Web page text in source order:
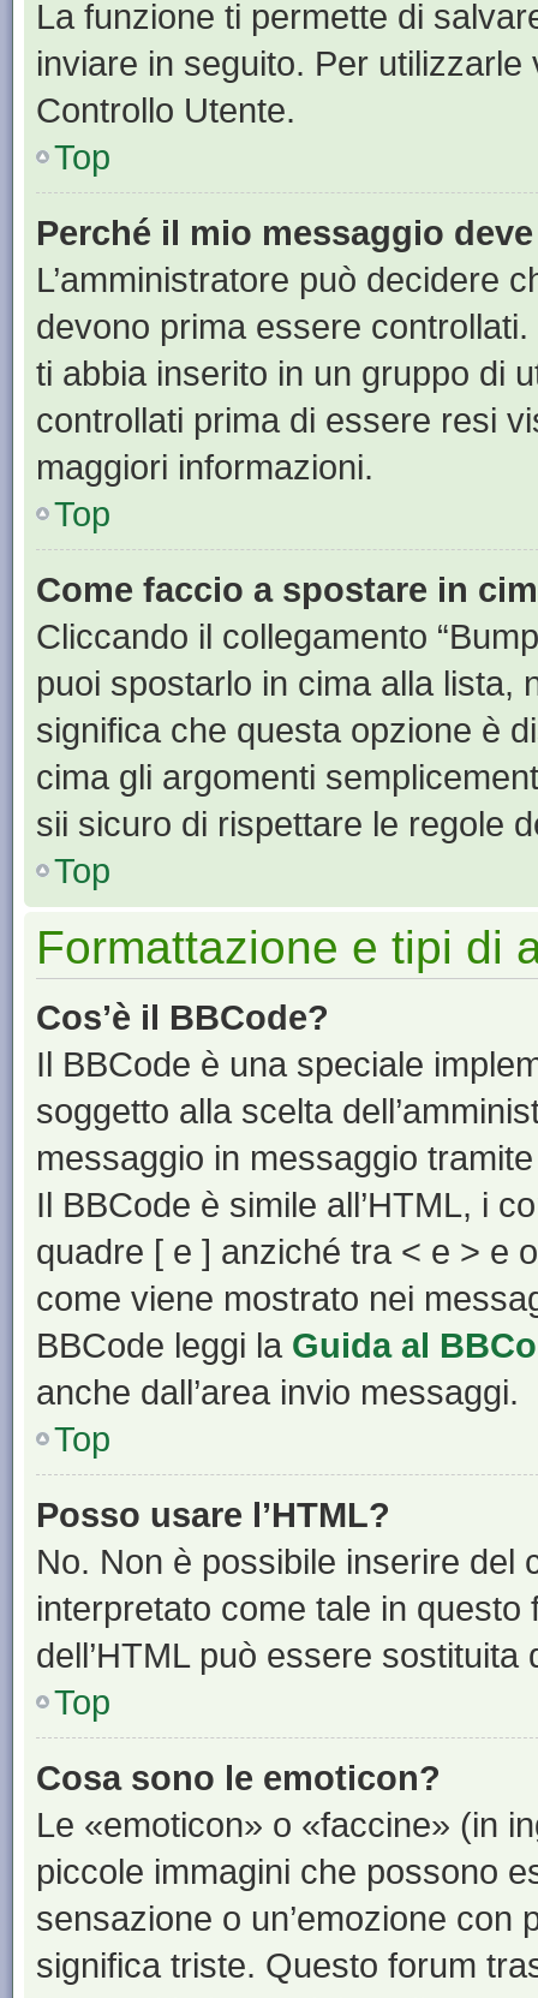
La funzione ti permette di
inviare in seguito. Per utilizzarle
Controllo Utente.
Top
Perché il mio messaggio
L’amministratore può decidere
devono prima essere
ti abbia inserito in un gruppo di
controllati prima di essere resi
maggiori informazioni.
Top
Come faccio a spostare in
Cliccando il collegamento
puoi spostarlo in cima alla lista,
significa che questa opzione è
cima gli argomenti
sii sicuro di rispettare le regole
Top
Formattazione e tipi di
Cos’è il BBCode?
Il BBCode è una speciale
soggetto alla scelta
messaggio in messaggio
Il BBCode è simile all’HTML, i
quadre [ e ] anziché tra < e > e
come viene mostrato nei
BBCode leggi la Guida al
anche dall’area invio messaggi.
Top
Posso usare l’HTML?
No. Non è possibile inserire del
interpretato come tale in
dell’HTML può essere sostituita
Top
Cosa sono le emoticon?
Le «emoticon» o «faccine» (in
piccole immagini che possono
sensazione o un’emozione
significa triste. Questo forum